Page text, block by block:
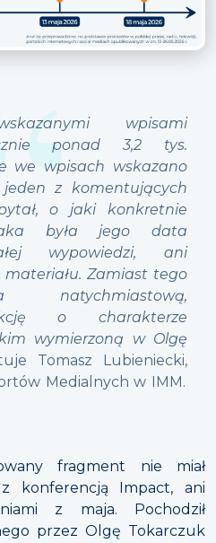
wpisami
ponad 3,2 tys.
we wpisach wskazano
z komentujących
o jaki konkretnie
była jego data
wypowiedzi, ani
Zamiast tego
natychmiastową,
o charakterze
wymierzoną w Olgę
Tomasz Lubieniecki,
Medialnych w IMM.
fragment nie miał
konferencją Impact, ani
z maja. Pochodził
przez Olgę Tokarczuk